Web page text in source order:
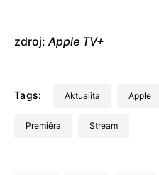
zdroj: Apple TV+
Tags: aktualita Apple
premiéra stream